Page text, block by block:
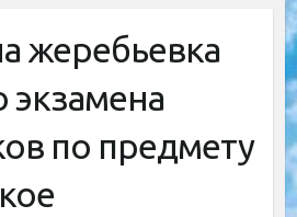
жеребьевка
экзамена
по предмету